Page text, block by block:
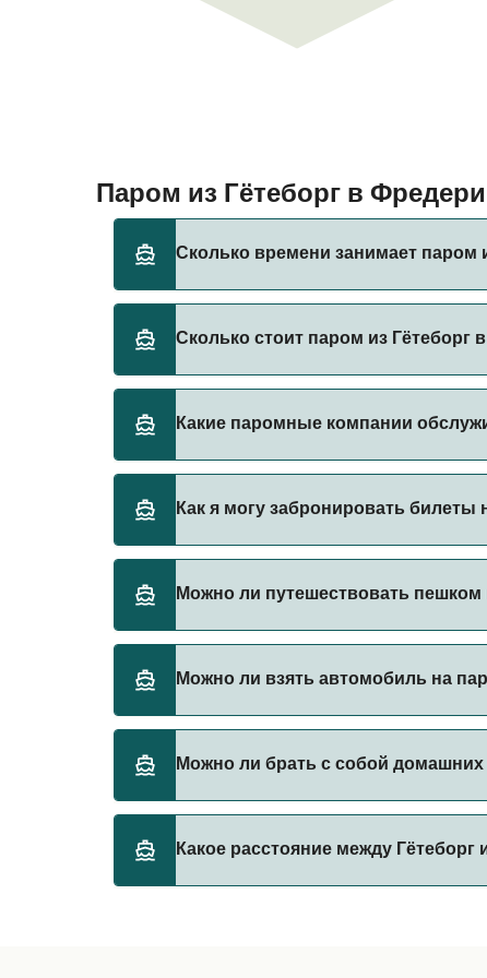
Паром из Гётеборг в
Сколько времени занимает паром
сезона и оператора, поэтому
Сколько стоит паром из Гётеборг
составляет 226₽. Цена указана без учета
Какие паромные компании
Как я могу забронировать билеты
на паромы.
Можно ли путешествовать пешком
Можно ли взять автомобиль на
Можно ли брать с собой
правилами перевозки животных у
Какое расстояние между Гётеборг